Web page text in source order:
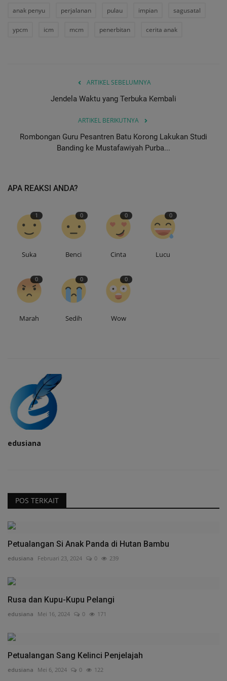
anak penyu perjalanan pulau impian sagusatal
ypcm icm mcm penerbitan cerita anak
ARTIKEL SEBELUMNYA
Jendela Waktu yang Terbuka Kembali
ARTIKEL BERIKUTNYA
Rombongan Guru Pesantren Batu Korong Lakukan Studi
Banding ke Mustafawiyah Purba...
APA REAKSI ANDA?
1
Suka
0
Benci
0
Cinta
0
Lucu
0
Marah
0
Sedih
0
Wow
edusiana
POS TERKAIT
Petualangan Si Anak Panda di Hutan Bambu
edusiana Februari 23, 2024 0 239
Rusa dan Kupu-Kupu Pelangi
edusiana Mei 16, 2024 0 171
Petualangan Sang Kelinci Penjelajah
edusiana Mei 6, 2024 0 122